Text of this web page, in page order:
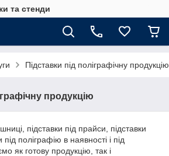
та стенди
Підставки під поліграфічну продукцію
продукцію
підставки під прайси, підставки
поліграфію в наявності і під
як готову продукцію, так і